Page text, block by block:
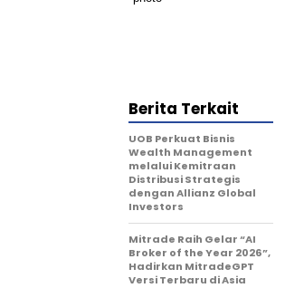
Berita Terkait
UOB Perkuat Bisnis
Wealth Management
melalui Kemitraan
Distribusi Strategis
dengan Allianz Global
Investors
Mitrade Raih Gelar “AI
Broker of the Year 2026”,
Hadirkan MitradeGPT
Versi Terbaru di Asia